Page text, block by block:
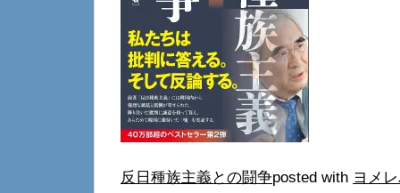
反日種族主義との闘争posted with ヨメ